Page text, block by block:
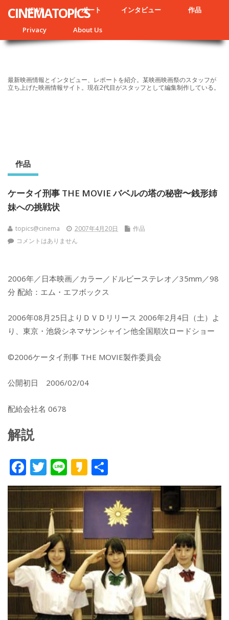
NEWS レポート インタビュー 作品
Privacy About Us
CINEMATOPICS
最新映画情報とインタビュー、レポートを紹介。某映画映画祭のスタッフが
立ち上げた映画情報サイト。現在2代目がスタッフとして編集制作している。
作品
ケータイ刑事 THE MOVIE バベルの塔の秘密〜銭形姉
妹への挑戦状
topics@cinema 2007年4月20日
作品
コメントはありません
2006年／日本映画／カラー／ドルビーステレオ／35mm／98
分 配給：エム・エフボックス
2006年08月25日よりＤＶＤリリース 2006年2月4日（土）よ
り、東京・池袋シネマサンシャイン他全国順次ロードショー
©2006ケータイ刑事 THE MOVIE製作委員会
公開初日 2006/02/04
配給会社名 0678
解説
F
ac
e
b
o
o
k
T
w
itt
er
Li
n
e
K
a
k
o
有